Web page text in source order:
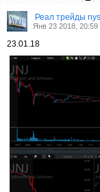
Реал трейды
Янв 23 2018, 20:59
23.01.18